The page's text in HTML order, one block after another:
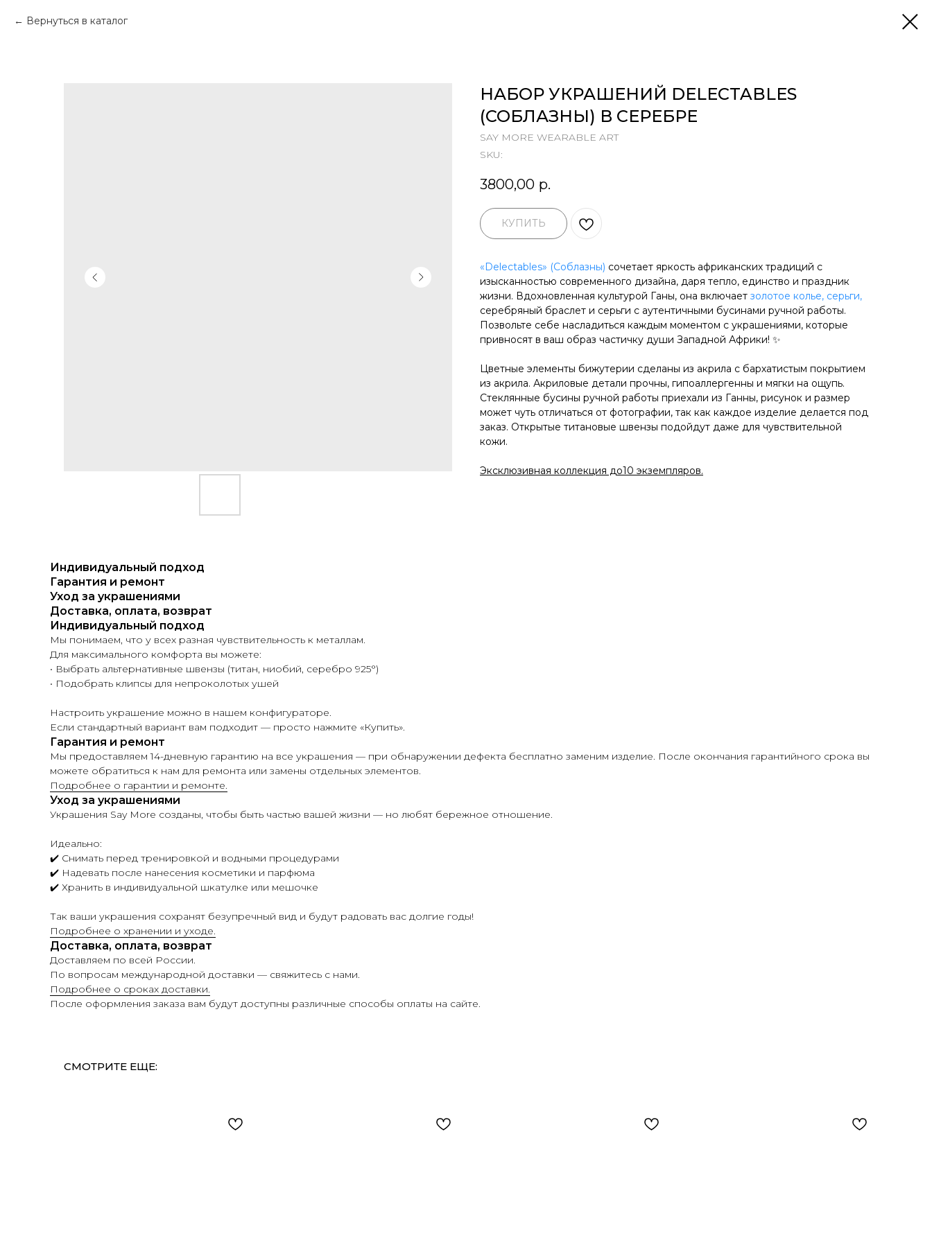
Вернуться в каталог
НАБОР УКРАШЕНИЙ DELECTABLES
(СОБЛАЗНЫ) В СЕРЕБРЕ
SAY MORE WEARABLE ART
SKU:
3800,00 р.
КУПИТЬ
«Delectables» (Соблазны) сочетает яркость африканских традиций с
изысканностью современного дизайна, даря тепло, единство и праздник
жизни. Вдохновленная культурой Ганы, она включает золотое колье, серьги,
серебряный браслет и серьги с аутентичными бусинами ручной работы.
Позвольте себе насладиться каждым моментом с украшениями, которые
привносят в ваш образ частичку души Западной Африки! ✨
Цветные элементы бижутерии сделаны из акрила с бархатистым покрытием
из акрила. Акриловые детали прочны, гипоаллергенны и мягки на ощупь.
Стеклянные бусины ручной работы приехали из Ганны, рисунок и размер
может чуть отличаться от фотографии, так как каждое изделие делается под
заказ. Открытые титановые швензы подойдут даже для чувствительной
кожи.
Эксклюзивная коллекция до10 экземпляров.
Индивидуальный подход
Гарантия и ремонт
Уход за украшениями
Доставка, оплата, возврат
Индивидуальный подход
Мы понимаем, что у всех разная чувствительность к металлам.
Для максимального комфорта вы можете:
• Выбрать альтернативные швензы (титан, ниобий, серебро 925°)
• Подобрать клипсы для непроколотых ушей
Настроить украшение можно в нашем конфигураторе.
Если стандартный вариант вам подходит — просто нажмите «Купить».
Гарантия и ремонт
Мы предоставляем 14-дневную гарантию на все украшения — при обнаружении дефекта бесплатно заменим изделие. После окончания гарантийного срока вы
можете обратиться к нам для ремонта или замены отдельных элементов.
Подробнее о гарантии и ремонте.
Уход за украшениями
Украшения Say More созданы, чтобы быть частью вашей жизни — но любят бережное отношение.
Идеально:
✔️ Снимать перед тренировкой и водными процедурами
✔️ Надевать после нанесения косметики и парфюма
✔️ Хранить в индивидуальной шкатулке или мешочке
Так ваши украшения сохранят безупречный вид и будут радовать вас долгие годы!
Подробнее о хранении и уходе.
Доставка, оплата, возврат
Доставляем по всей России.
По вопросам международной доставки — свяжитесь с нами.
Подробнее о сроках доставки.
После оформления заказа вам будут доступны различные способы оплаты на сайте.
СМОТРИТЕ ЕЩЕ: